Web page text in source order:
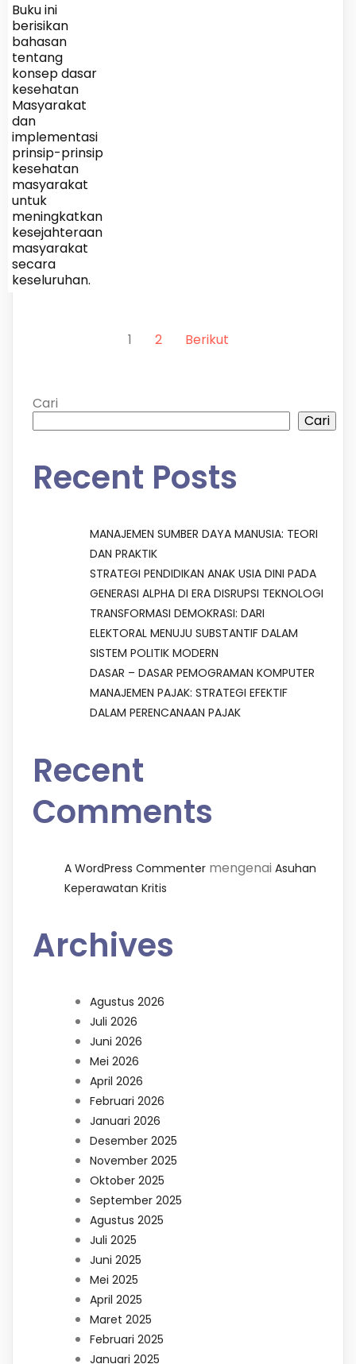
Buku ini
berisikan
bahasan
tentang
konsep dasar
kesehatan
Masyarakat
dan
implementasi
prinsip-prinsip
kesehatan
masyarakat
untuk
meningkatkan
kesejahteraan
masyarakat
secara
keseluruhan.
1 2 Berikut
Cari
Cari
Recent Posts
MANAJEMEN SUMBER DAYA MANUSIA: TEORI
DAN PRAKTIK
STRATEGI PENDIDIKAN ANAK USIA DINI PADA
GENERASI ALPHA DI ERA DISRUPSI TEKNOLOGI
TRANSFORMASI DEMOKRASI: DARI
ELEKTORAL MENUJU SUBSTANTIF DALAM
SISTEM POLITIK MODERN
DASAR – DASAR PEMOGRAMAN KOMPUTER
MANAJEMEN PAJAK: STRATEGI EFEKTIF
DALAM PERENCANAAN PAJAK
Recent
Comments
A WordPress Commenter mengenai Asuhan
Keperawatan Kritis
Archives
Agustus 2026
Juli 2026
Juni 2026
Mei 2026
April 2026
Februari 2026
Januari 2026
Desember 2025
November 2025
Oktober 2025
September 2025
Agustus 2025
Juli 2025
Juni 2025
Mei 2025
April 2025
Maret 2025
Februari 2025
Januari 2025